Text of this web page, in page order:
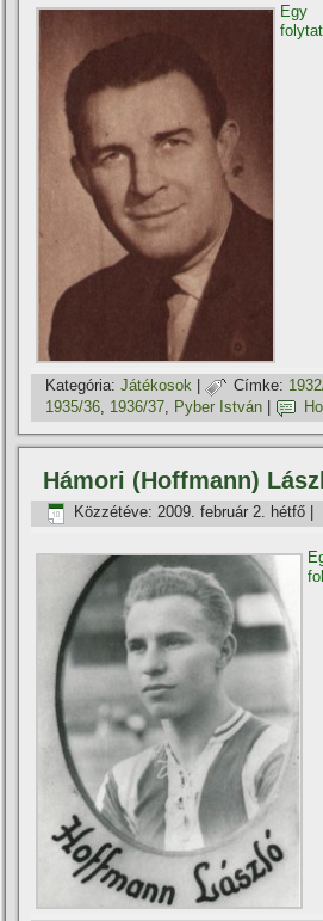
Kategória: Játékosok | Címke:
1935/36, 1936/37, Pyber István
Hámori (Hoffmann)
Közzétéve: 2009. február 2. hétfő